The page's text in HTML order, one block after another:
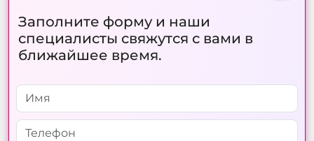
Заполните форму и наши
специалисты свяжутся с вами в
ближайшее время.